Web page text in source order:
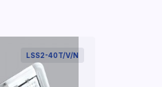
LSS2-40T/V/N